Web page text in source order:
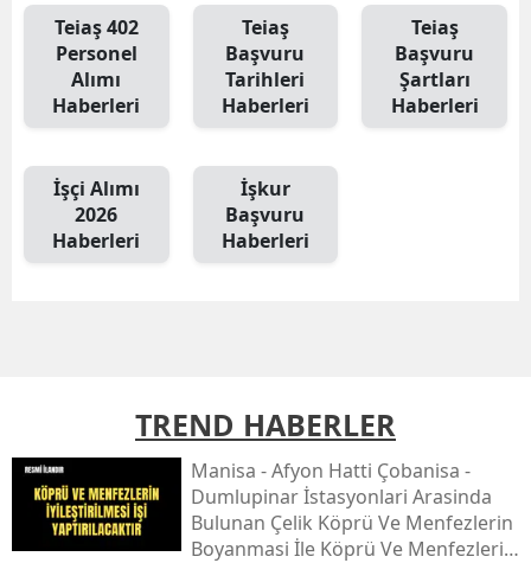
Teiaş 402
Personel
Alımı
Haberleri
Teiaş
Başvuru
Tarihleri
Haberleri
Teiaş
Başvuru
Şartları
Haberleri
İşçi Alımı
2026
Haberleri
İşkur
Başvuru
Haberleri
TREND HABERLER
Mani̇sa - Afyon Hatti Çobani̇sa -
Dumlupinar İstasyonlari Arasinda
Bulunan Çeli̇k Köprü Ve Menfezleri̇n
Boyanmasi İle Köprü Ve Menfezleri̇n